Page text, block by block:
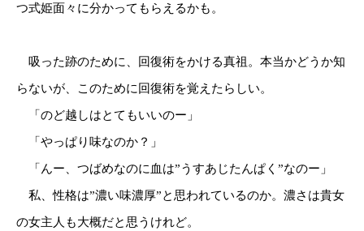
つ式姫面々に分かってもらえるかも。
吸った跡のために、回復術をかける真祖。本当かどうか知
らないが、このために回復術を覚えたらしい。
「のど越しはとてもいいのー」
「やっぱり味なのか？」
「んー、つばめなのに血は”うすあじたんぱく”なのー」
私、性格は”濃い味濃厚”と思われているのか。濃さは貴女
の女主人も大概だと思うけれど。